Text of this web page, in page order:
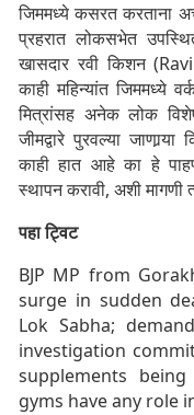
जिममध्ये कसरत करताना
प्रहरात लोकसभेत
खासदार रवी किशन
काही महिन्यांत जिममध्ये
मित्रांसह अनेक लोक
जीमद्वारे पुरवल्या
काही हात आहे का हे
स्थापन करावी, अशी मागणी
पहा ट्विट
BJP MP from
surge in sudden
Lok Sabha;
investigation
supplements
gyms have any role